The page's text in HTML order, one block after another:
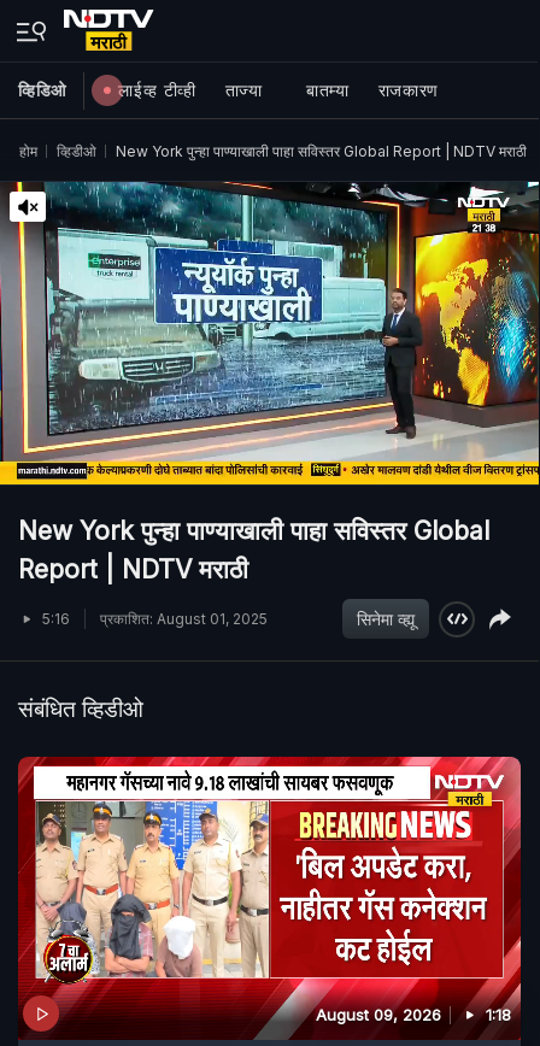
व्हिडिओ लाईव्ह टीव्ही ताज्या बातम्या राजकारण
होम व्हिडीओ New York पुन्हा पाण्याखाली पाहा सविस्तर Global Report | NDTV मराठी
New York पुन्हा पाण्याखाली पाहा सविस्तर Global
Report | NDTV मराठी
5:16 प्रकाशित: August 01, 2025 सिनेमा व्ह्यू
संबंधित व्हिडीओ
August 09, 2026 1:18